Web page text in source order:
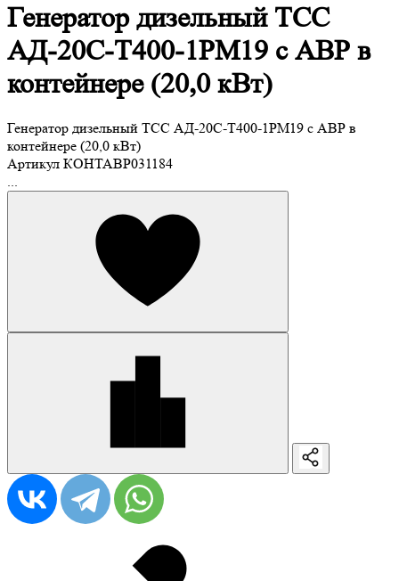
Генератор дизельный ТСС
АД-20С-Т400-1РМ19 с АВР в
контейнере (20,0 кВт)
Генератор дизельный ТСС АД-20С-Т400-1РМ19 с АВР в
контейнере (20,0 кВт)
Артикул КОНТАВР031184
...